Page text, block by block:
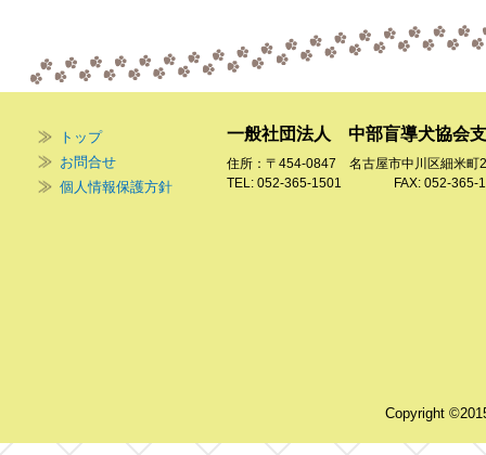
トップ
お問合せ
個人情報保護方針
一般社団法人 中部盲導犬協会
住所：〒454-0847 名古屋市中川区細米町
TEL: 052-365-1501 FAX: 052-365-
Copyright